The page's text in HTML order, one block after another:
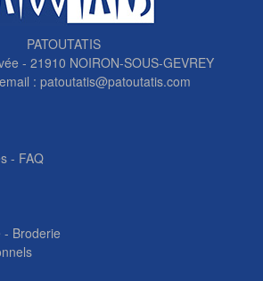
PATOUTATIS
- 21910 NOIRON-SOUS-GEVREY
: patoutatis@patoutatis.com
- FAQ
Broderie